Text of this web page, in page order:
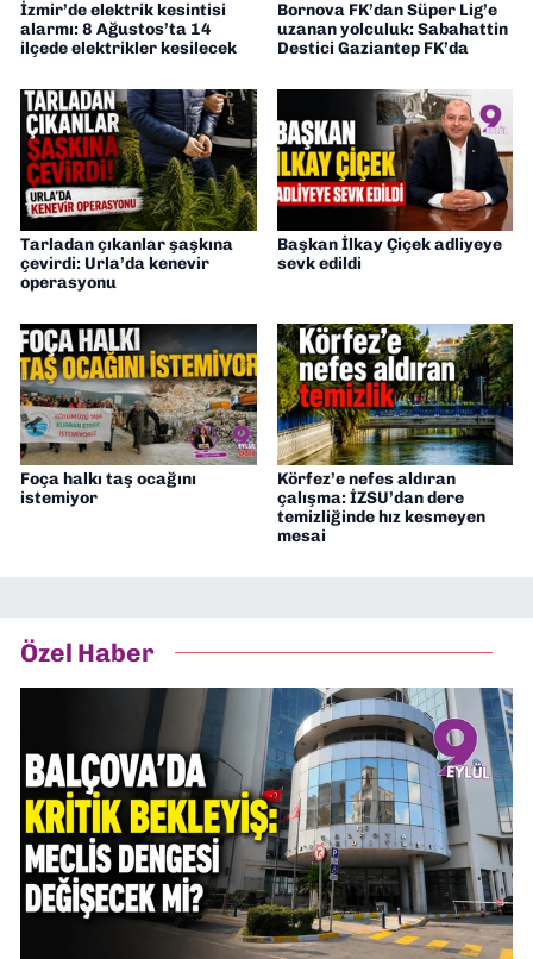
İzmir’de elektrik kesintisi
alarmı: 8 Ağustos’ta 14
ilçede elektrikler kesilecek
Bornova FK’dan Süper Lig’e
uzanan yolculuk: Sabahattin
Destici Gaziantep FK’da
Tarladan çıkanlar şaşkına
çevirdi: Urla’da kenevir
operasyonu
Başkan İlkay Çiçek adliyeye
sevk edildi
Foça halkı taş ocağını
istemiyor
Körfez’e nefes aldıran
çalışma: İZSU’dan dere
temizliğinde hız kesmeyen
mesai
Özel Haber